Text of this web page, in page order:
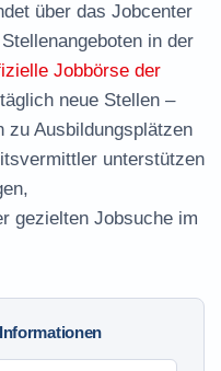
über das Jobcenter
in der
Jobbörse der
neue Stellen –
zu Ausbildungsplätzen
unterstützen
gezielten Jobsuche im